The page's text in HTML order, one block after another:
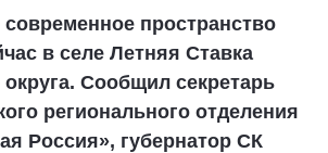
пространство
в селе Летняя Ставка
округа. Сообщил секретарь
регионального отделения
Россия», губернатор СК